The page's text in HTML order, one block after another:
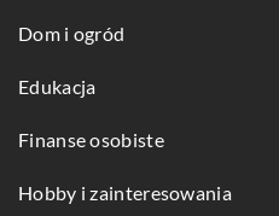
Dom i ogród
Edukacja
Finanse osobiste
Hobby i zainteresowania